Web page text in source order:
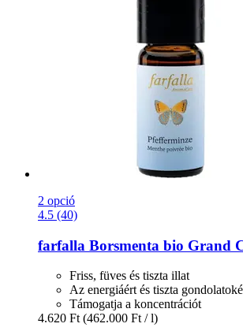
2 opció
4.5 (40)
farfalla Borsmenta bio Grand
Friss, füves és tiszta illat
Az energiáért és tiszta
Támogatja a koncentrációt
4.620 Ft (462.000 Ft / l)